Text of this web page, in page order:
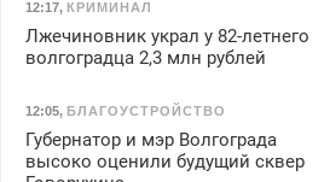
12:17, КРИМИНАЛ
Лжечиновник украл у 82-летнего
волгоградца 2,3 млн рублей
12:05, БЛАГОУСТРОЙСТВО
Губернатор и мэр Волгограда
высоко оценили будущий сквер